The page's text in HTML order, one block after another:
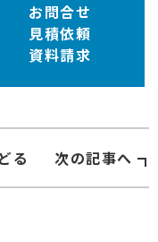
お問合せ
見積依頼
資料請求
る 次の記事へ